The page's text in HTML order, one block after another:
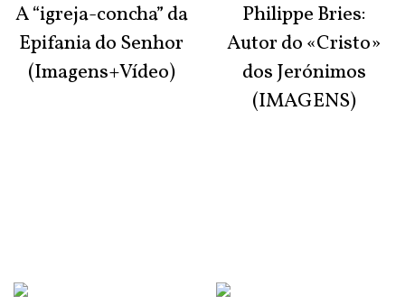
A “igreja-concha” da
Epifania do Senhor
(Imagens+Vídeo)
Philippe Bries:
Autor do «Cristo»
dos Jerónimos
(IMAGENS)